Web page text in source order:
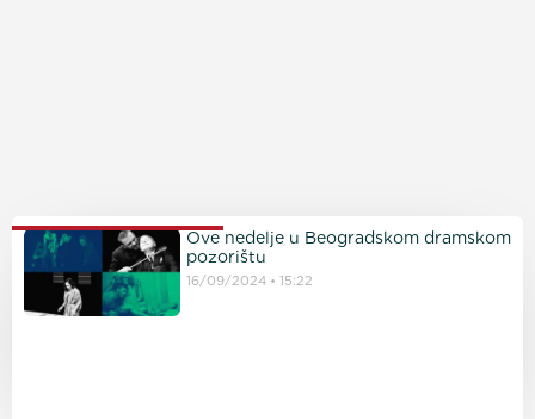
PROČITAJTE JOŠOve nedelje u Beogradskom dramskom
pozorištu
16/09/2024 15:22